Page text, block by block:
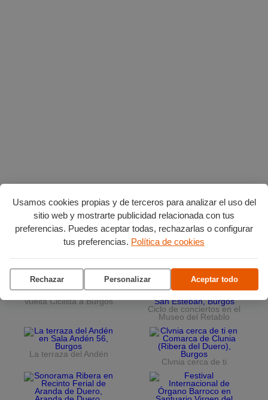
Usamos cookies propias y de terceros para analizar el uso del
sitio web y mostrarte publicidad relacionada con tus
preferencias. Puedes aceptar todas, rechazarlas o configurar
tus preferencias. Política de cookies
Rechazar Personalizar Aceptar todo
Planes en agostopor Burgos
Vuelta Ciclista a Burgos
Ciclo de conciertos en el
Museo del Retablo
La terraza del Andén
Clvnia cerca de ti